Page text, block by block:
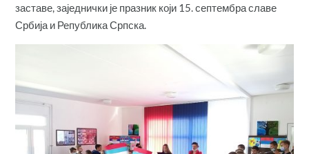
заставе, заједнички је празник који 15. септембра славе
Србија и Република Српска.